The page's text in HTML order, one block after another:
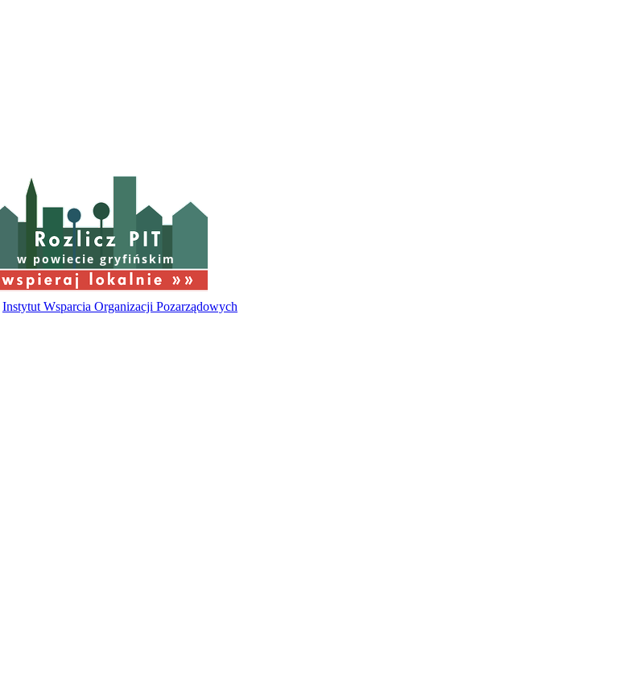
w powiecie gryfińskim
Instytut Wsparcia Organizacji Pozarządowych